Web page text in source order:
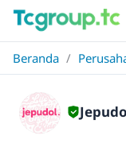
Beranda /